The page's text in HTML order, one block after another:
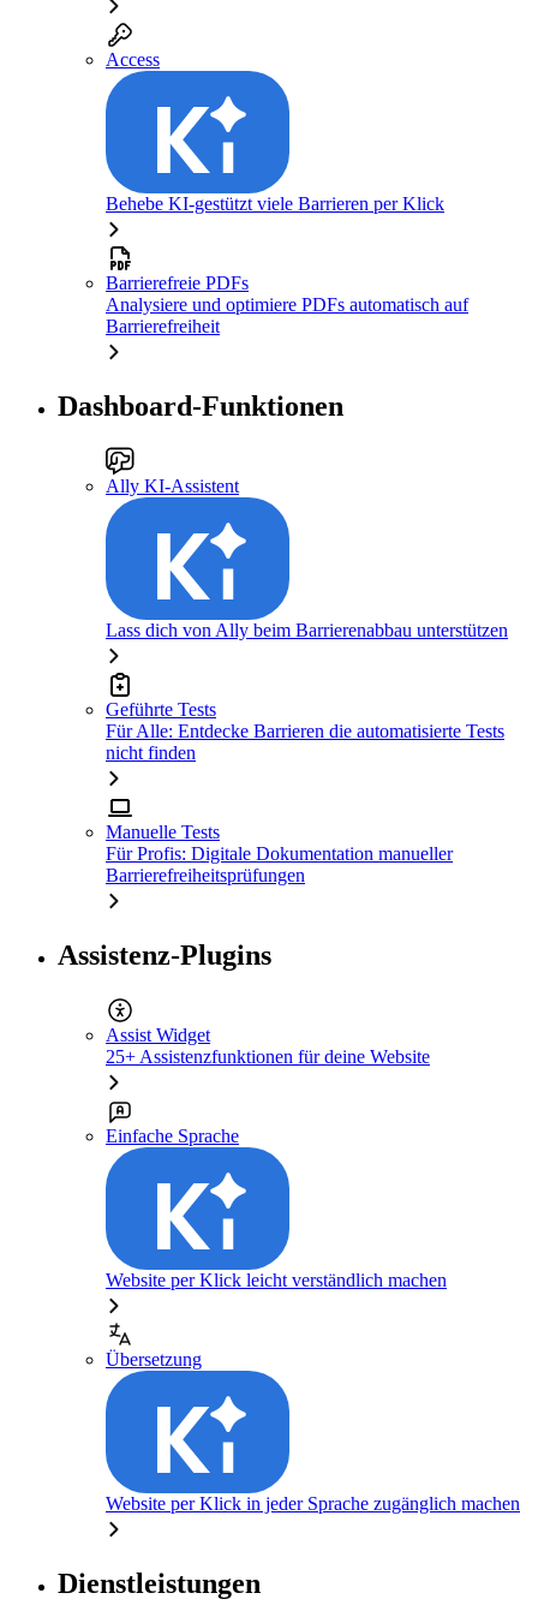
Access
Behebe KI-gestützt viele Barrieren per Klick
Barrierefreie PDFs
Analysiere und optimiere PDFs automatisch auf
Barrierefreiheit
Dashboard-Funktionen
Ally KI-Assistent
Lass dich von Ally beim Barrierenabbau unterstützen
Geführte Tests
Für Alle: Entdecke Barrieren die automatisierte Tests
nicht finden
Manuelle Tests
Für Profis: Digitale Dokumentation manueller
Barrierefreiheitsprüfungen
Assistenz-Plugins
Assist Widget
25+ Assistenzfunktionen für deine Website
Einfache Sprache
Website per Klick leicht verständlich machen
Übersetzung
Website per Klick in jeder Sprache zugänglich machen
Dienstleistungen